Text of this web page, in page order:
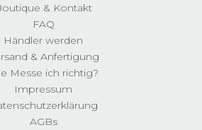
& Kontakt
FAQ
Händler werden
& Anfertigung
Messe ich richtig?
Impressum
AGBs